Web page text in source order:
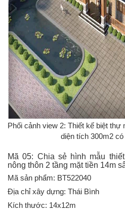
Phối cảnh view 2: Thiết kế biệt
diện tích 300m2
Mã 05: Chia sẻ hình mẫu
nông thôn 2 tầng mặt tiền 14m
Mã sản phẩm: BT522040
Địa chỉ xây dựng: Thái Bình
Kích thước: 14x12m